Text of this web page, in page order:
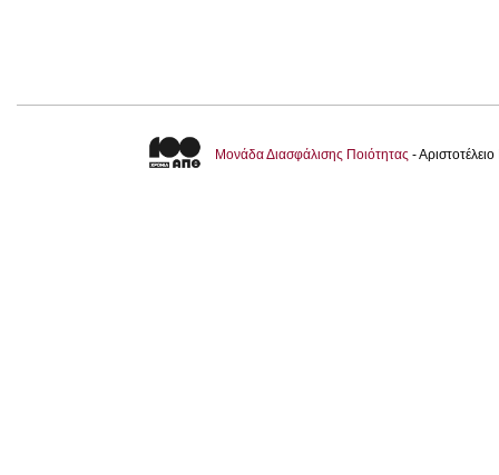
Μονάδα Διασφάλισης Ποιότητας -